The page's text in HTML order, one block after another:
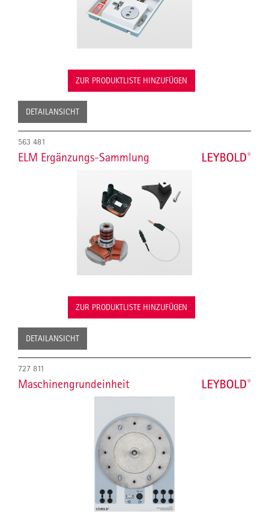
ZUR PRODUKTLISTE HINZUFÜGEN
DETAILANSICHT
563 481
ELM Ergänzungs-Sammlung
ZUR PRODUKTLISTE HINZUFÜGEN
DETAILANSICHT
727 811
Maschinengrundeinheit